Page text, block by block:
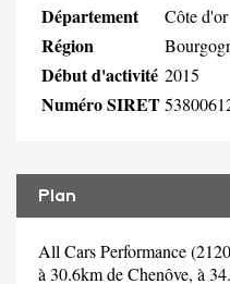
Département Côte d'or
Région
Début d'activité 2015
Numéro SIRET
Plan
All Cars Performance
à 30.6km de Chenôve, à